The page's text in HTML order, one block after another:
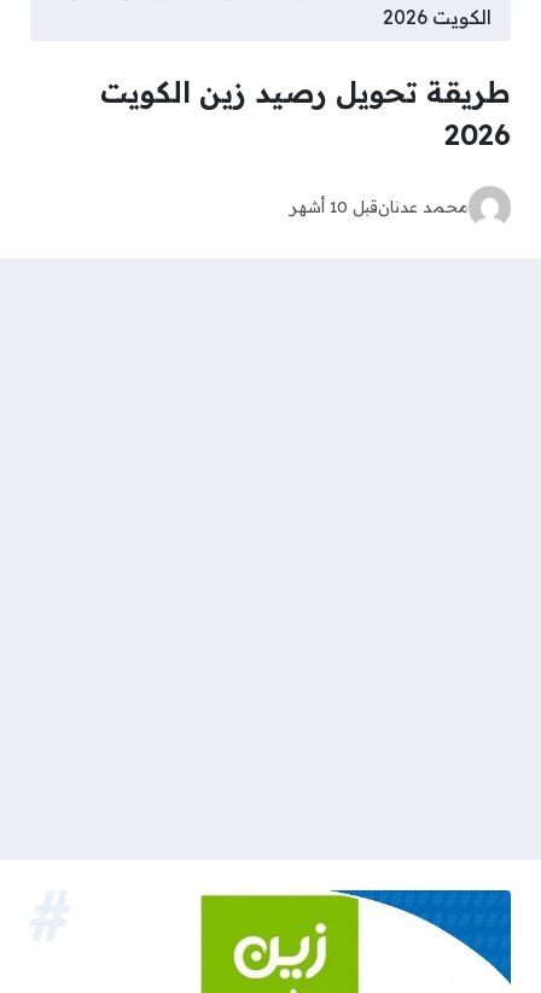
الكويت 2026
طريقة تحويل رصيد زين الكويت
2026
محمد عدنانقبل 10 أشهر